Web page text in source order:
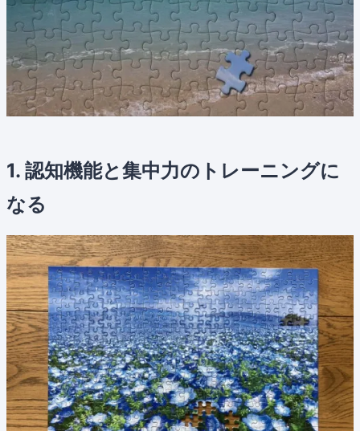
1. 認知機能と集中力のトレーニングに
なる